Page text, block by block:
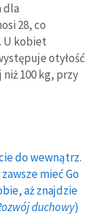
dla
28, co
U kobiet
otyłość
100 kg, przy
do wewnątrz.
mieć Go
aż znajdzie
duchowy)